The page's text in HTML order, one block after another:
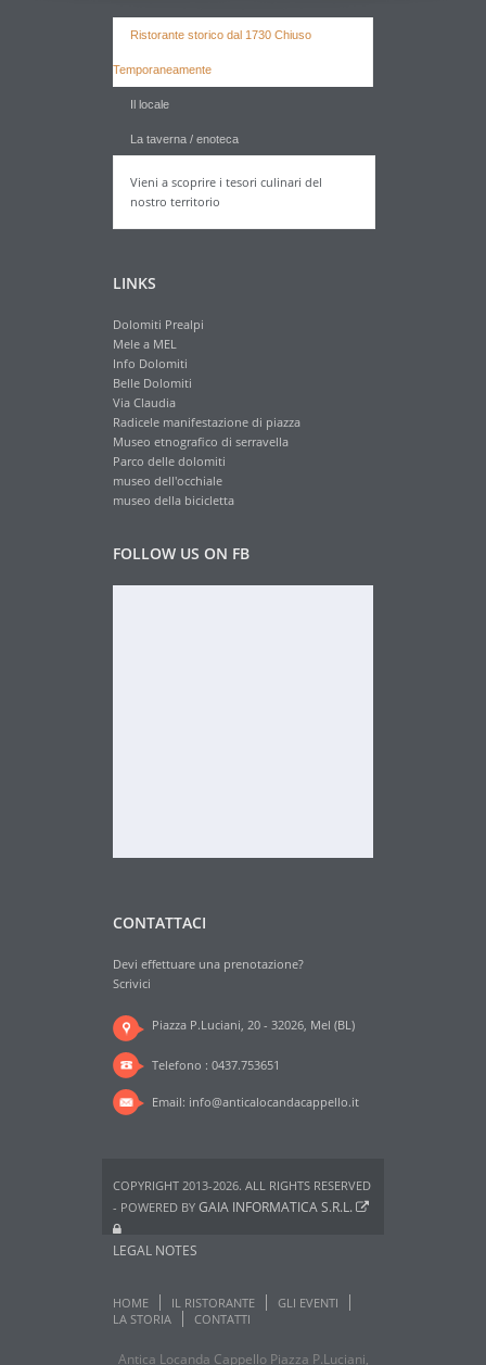
Ristorante storico dal 1730 Chiuso
Temporaneamente
Il locale
La taverna / enoteca
Vieni a scoprire i tesori culinari del
nostro territorio
LINKS
Dolomiti Prealpi
Mele a MEL
Info Dolomiti
Belle Dolomiti
Via Claudia
Radicele manifestazione di piazza
Museo etnografico di serravella
Parco delle dolomiti
museo dell'occhiale
museo della bicicletta
FOLLOW US ON FB
CONTATTACI
Devi effettuare una prenotazione?
Scrivici
Piazza P.Luciani, 20 - 32026, Mel (BL)
Telefono : 0437.753651
Email: info@anticalocandacappello.it
COPYRIGHT 2013-2026. ALL RIGHTS RESERVED
- POWERED BY GAIA INFORMATICA S.R.L.
LEGAL NOTES
HOME IL RISTORANTE
GLI EVENTI
LA STORIA
CONTATTI
Antica Locanda Cappello Piazza P.Luciani,